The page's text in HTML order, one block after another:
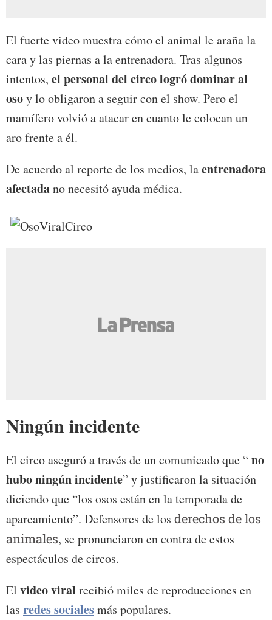
El fuerte video muestra cómo el animal le araña la
cara y las piernas a la entrenadora. Tras algunos
intentos, el personal del circo logró dominar al
osoy lo obligaron a seguir con el show. Pero el
mamífero volvió a atacar en cuanto le colocan un
aro frente a él.
De acuerdo al reporte de los medios, laentrenadora
afectadano necesitó ayuda médica.
Ningún incidente
El circo aseguró a través de un comunicado que “no
hubo ningún incidente” y justificaron la situación
diciendo que “los osos están en la temporada de
apareamiento”. Defensores de los derechos de los
animales, se pronunciaron en contra de estos
espectáculos de circos.
El video viral recibió miles de reproducciones en
las redes socialesmás populares.